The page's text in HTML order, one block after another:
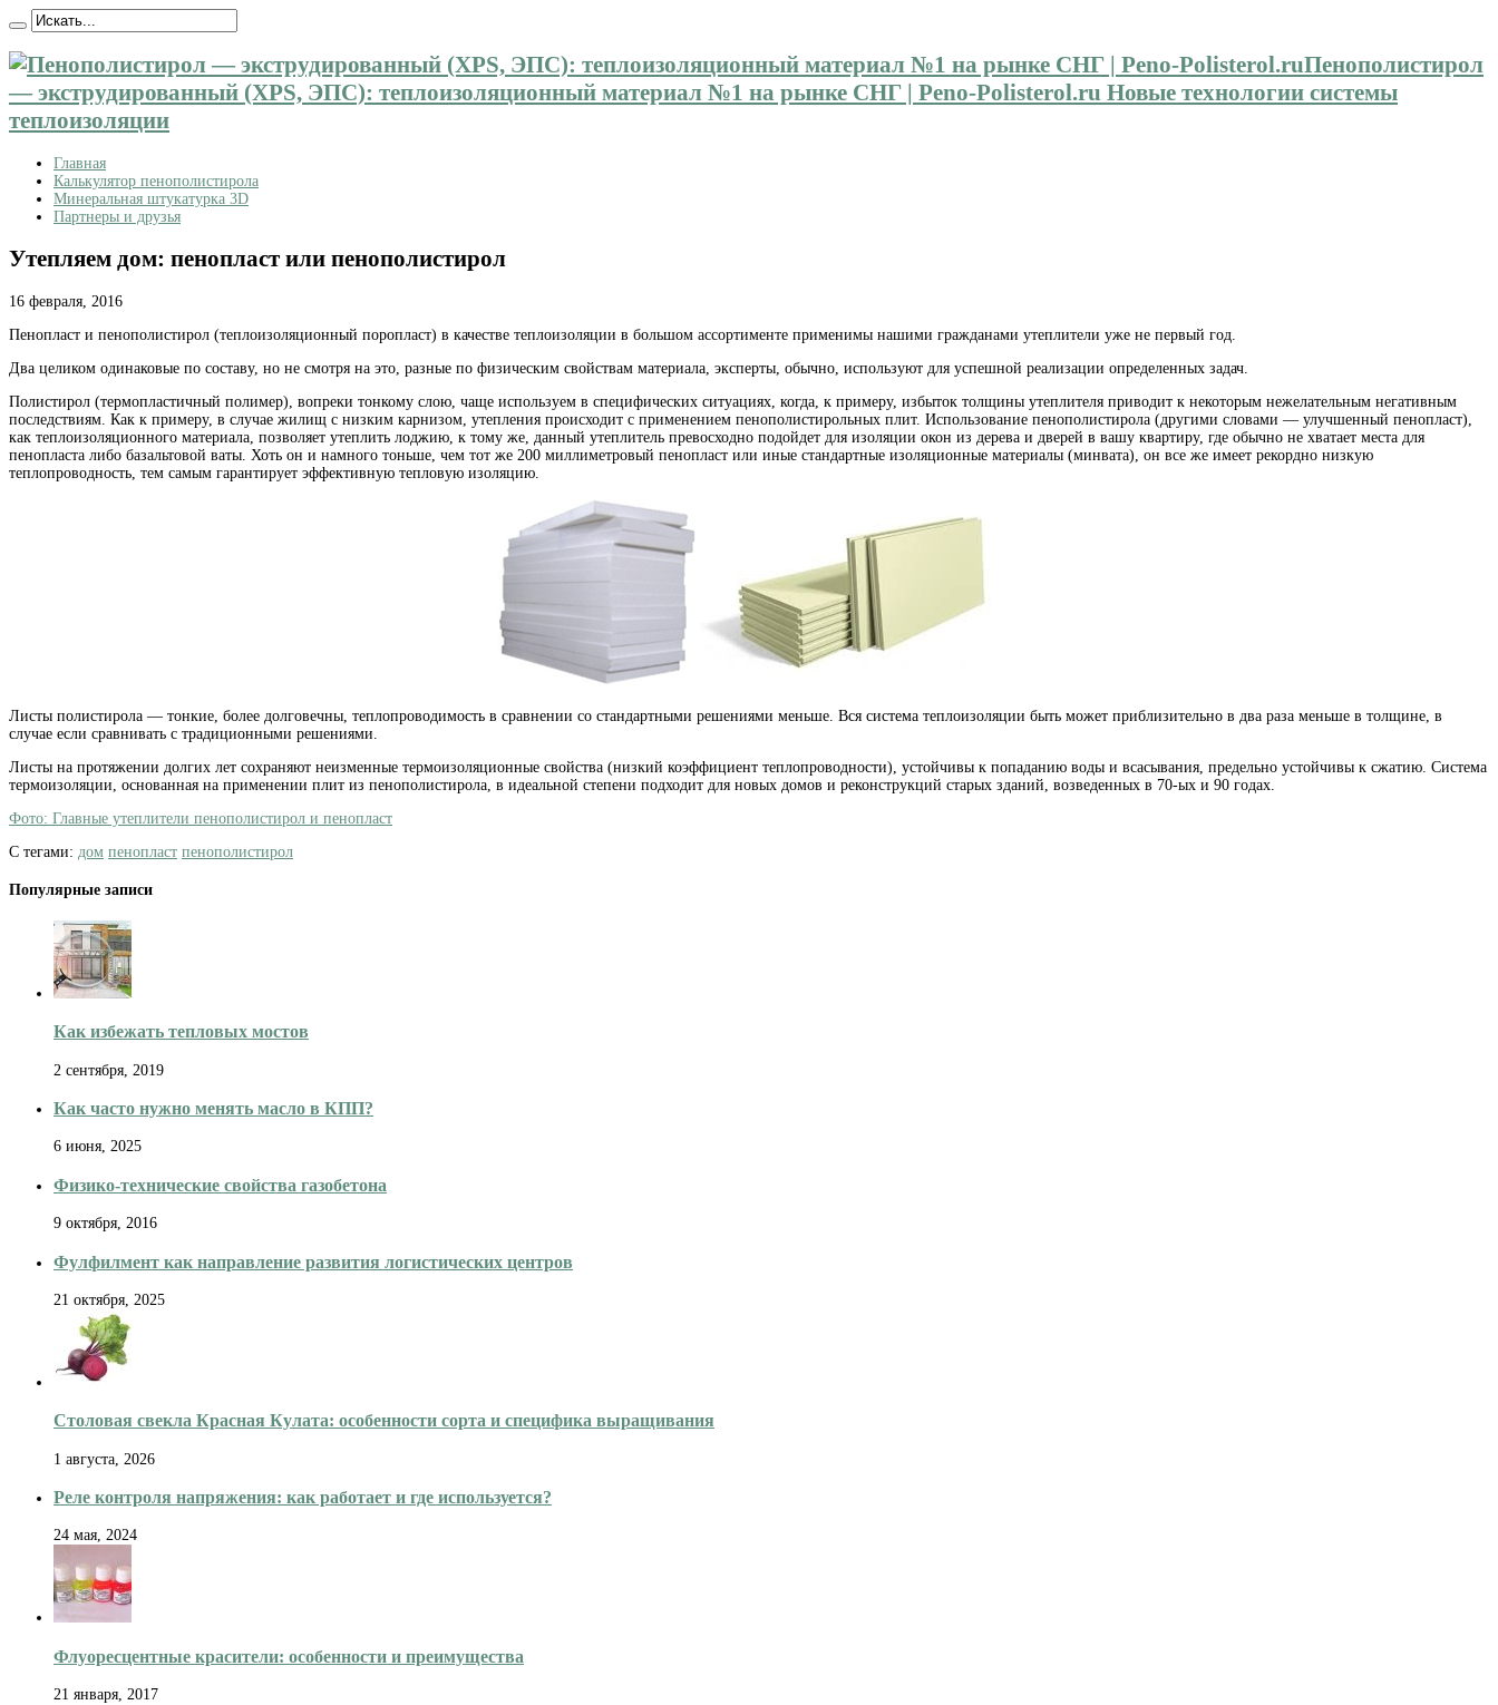
Пенополистирол
— экструдированный (XPS, ЭПС): теплоизоляционный материал №1 на рынке СНГ | Peno-Polisterol.ru Новые технологии системы
теплоизоляции
Главная
Калькулятор пенополистирола
Минеральная штукатурка 3D
Партнеры и друзья
Утепляем дом: пенопласт или пенополистирол
16 февраля, 2016
Пенопласт и пенополистирол (теплоизоляционный поропласт) в качестве теплоизоляции в большом ассортименте применимы нашими гражданами утеплители уже не первый год.
Два целиком одинаковые по составу, но не смотря на это, разные по физическим свойствам материала, эксперты, обычно, используют для успешной реализации определенных задач.
Полистирол (термопластичный полимер), вопреки тонкому слою, чаще используем в специфических ситуациях, когда, к примеру, избыток толщины утеплителя приводит к некоторым нежелательным негативным
последствиям. Как к примеру, в случае жилищ с низким карнизом, утепления происходит с применением пенополистирольных плит. Использование пенополистирола (другими словами — улучшенный пенопласт),
как теплоизоляционного материала, позволяет утеплить лоджию, к тому же, данный утеплитель превосходно подойдет для изоляции окон из дерева и дверей в вашу квартиру, где обычно не хватает места для
пенопласта либо базальтовой ваты. Хоть он и намного тоньше, чем тот же 200 миллиметровый пенопласт или иные стандартные изоляционные материалы (минвата), он все же имеет рекордно низкую
теплопроводность, тем самым гарантирует эффективную тепловую изоляцию.
Листы полистирола — тонкие, более долговечны, теплопроводимость в сравнении со стандартными решениями меньше. Вся система теплоизоляции быть может приблизительно в два раза меньше в толщине, в
случае если сравнивать с традиционными решениями.
Листы на протяжении долгих лет сохраняют неизменные термоизоляционные свойства (низкий коэффициент теплопроводности), устойчивы к попаданию воды и всасывания, предельно устойчивы к сжатию. Система
термоизоляции, основанная на применении плит из пенополистирола, в идеальной степени подходит для новых домов и реконструкций старых зданий, возведенных в 70-ых и 90 годах.
Фото: Главные утеплители пенополистирол и пенопласт
С тегами: дом пенопласт пенополистирол
Популярные записи
Как избежать тепловых мостов
2 сентября, 2019
Как часто нужно менять масло в КПП?
6 июня, 2025
Физико-технические свойства газобетона
9 октября, 2016
Фулфилмент как направление развития логистических центров
21 октября, 2025
Столовая свекла Красная Кулата: особенности сорта и специфика выращивания
1 августа, 2026
Реле контроля напряжения: как работает и где используется?
24 мая, 2024
Флуоресцентные красители: особенности и преимущества
21 января, 2017